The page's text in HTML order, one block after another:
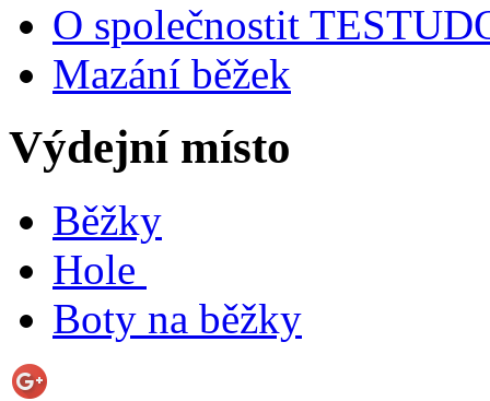
O společnostit
Mazání běžek
Výdejní místo
Běžky
Hole
Boty na běžky